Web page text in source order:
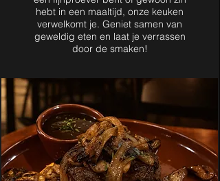
hebt in een maaltijd, onze keuken
verwelkomt je. Geniet samen van
geweldig eten en laat je verrassen
door de smaken!